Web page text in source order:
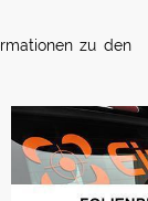
zu den